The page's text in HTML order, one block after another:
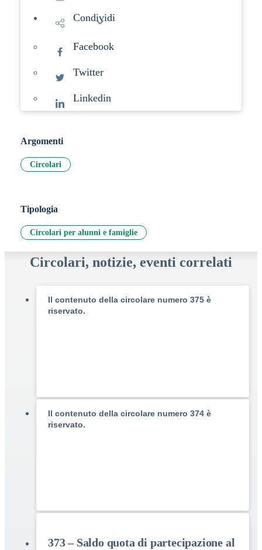
Condividi
Facebook
Twitter
Linkedin
Argomenti
Circolari
Tipologia
Circolari per alunni e famiglie
Circolari, notizie, eventi correlati
Il contenuto della circolare numero 375 è
riservato.
Il contenuto della circolare numero 374 è
riservato.
373 – Saldo quota di partecipazione al